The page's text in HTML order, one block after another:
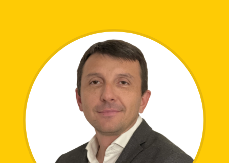
i okruglim stolovima. Autorica je knjige Statusno pravo
osiguranja Europske unije i Bosne i Hercegovine te više
znanstvenih radova iz područja gospodarskog prava.
Znanstveno se usavršavala na Institutu za
međunarodno gospodarsko pravo na WWU Münster,
Institutu za međunarodno trgovačko pravo Elisabeth
Haub School of Law Pace University te na UWE Bristol.
Voditeljica je Poslijediplomskog specijalističkog studija
Pravo osiguranja. Članica je međunarodnog
redakcijskog odbora časopisa Tokovi osiguranja u
izdanju Udruženja osiguravača Srbije. Aktivno surađuje